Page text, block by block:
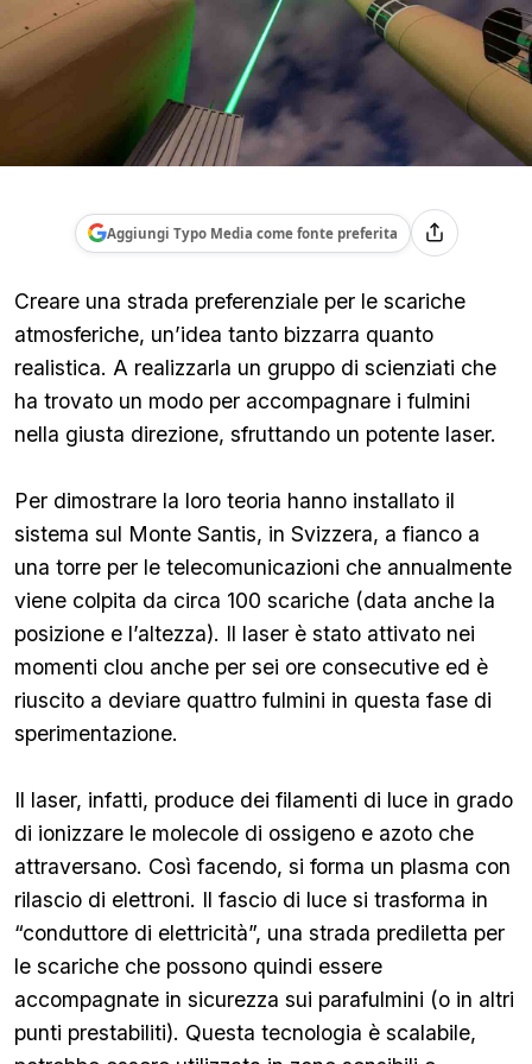
Aggiungi Typo Media come fonte preferita
Creare una strada preferenziale per le scariche
atmosferiche, un’idea tanto bizzarra quanto
realistica. A realizzarla un gruppo di scienziati che
ha trovato un modo per accompagnare i fulmini
nella giusta direzione, sfruttando un potente laser.
Per dimostrare la loro teoria hanno installato il
sistema sul Monte Santis, in Svizzera, a fianco a
una torre per le telecomunicazioni che annualmente
viene colpita da circa 100 scariche (data anche la
posizione e l’altezza). Il laser è stato attivato nei
momenti clou anche per sei ore consecutive ed è
riuscito a deviare quattro fulmini in questa fase di
sperimentazione.
Il laser, infatti, produce dei filamenti di luce in grado
di ionizzare le molecole di ossigeno e azoto che
attraversano. Così facendo, si forma un plasma con
rilascio di elettroni. Il fascio di luce si trasforma in
“conduttore di elettricità”, una strada prediletta per
le scariche che possono quindi essere
accompagnate in sicurezza sui parafulmini (o in altri
punti prestabiliti). Questa tecnologia è scalabile,